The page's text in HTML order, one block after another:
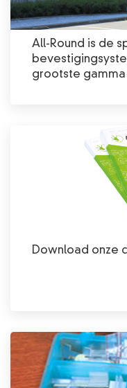
All-Round is de
grootste gamma
Download onze